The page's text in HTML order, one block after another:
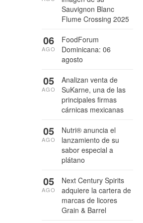
Sauvignon Blanc
Flume Crossing 2025
FoodForum
Dominicana: 06
agosto
06
AGO
Analizan venta de
SuKarne, una de las
principales firmas
cárnicas mexicanas
05
AGO
Nutri® anuncia el
lanzamiento de su
sabor especial a
plátano
05
AGO
Next Century Spirits
adquiere la cartera de
marcas de licores
Grain & Barrel
05
AGO